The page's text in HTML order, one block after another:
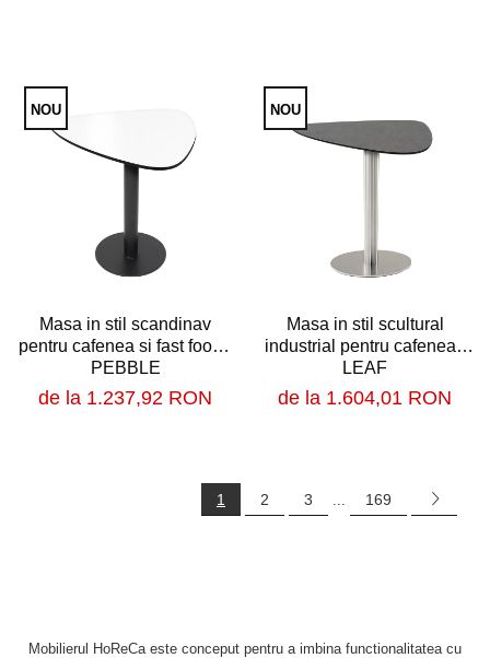
NOU
Masa in stil scandinav
pentru cafenea si fast food -
PEBBLE
de la 1.237,92 RON
NOU
Masa in stil scultural
industrial pentru cafenea -
LEAF
de la 1.604,01 RON
1 2 3 ... 169
Mobilierul HoReCa este conceput pentru a imbina functionalitatea cu